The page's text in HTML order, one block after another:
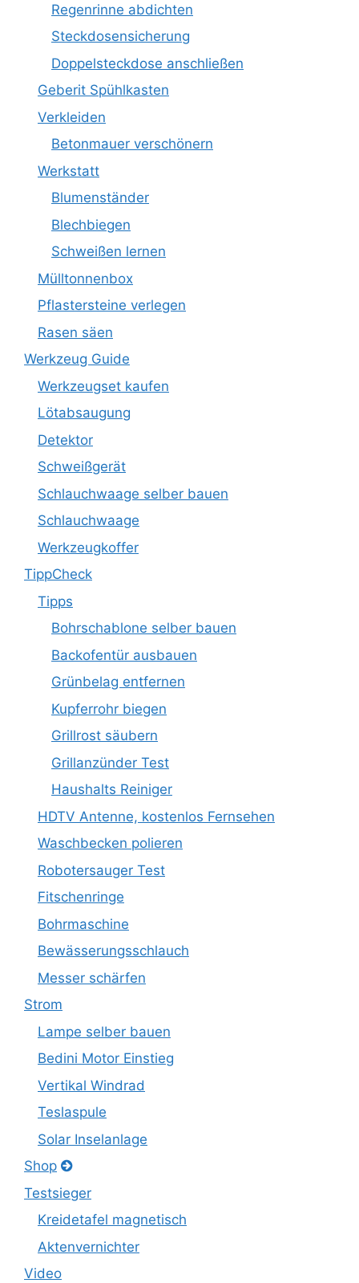
Regenrinne abdichten
Steckdosensicherung
Doppelsteckdose anschließen
Geberit Spühlkasten
Verkleiden
Betonmauer verschönern
Werkstatt
Blumenständer
Blechbiegen
Schweißen lernen
Mülltonnenbox
Pflastersteine verlegen
Rasen säen
Werkzeug Guide
Werkzeugset kaufen
Lötabsaugung
Detektor
Schweißgerät
Schlauchwaage selber bauen
Schlauchwaage
Werkzeugkoffer
TippCheck
Tipps
Bohrschablone selber bauen
Backofentür ausbauen
Grünbelag entfernen
Kupferrohr biegen
Grillrost säubern
Grillanzünder Test
Haushalts Reiniger
HDTV Antenne, kostenlos Fernsehen
Waschbecken polieren
Robotersauger Test
Fitschenringe
Bohrmaschine
Bewässerungsschlauch
Messer schärfen
Strom
Lampe selber bauen
Bedini Motor Einstieg
Vertikal Windrad
Teslaspule
Solar Inselanlage
Shop
Testsieger
Kreidetafel magnetisch
Aktenvernichter
Video